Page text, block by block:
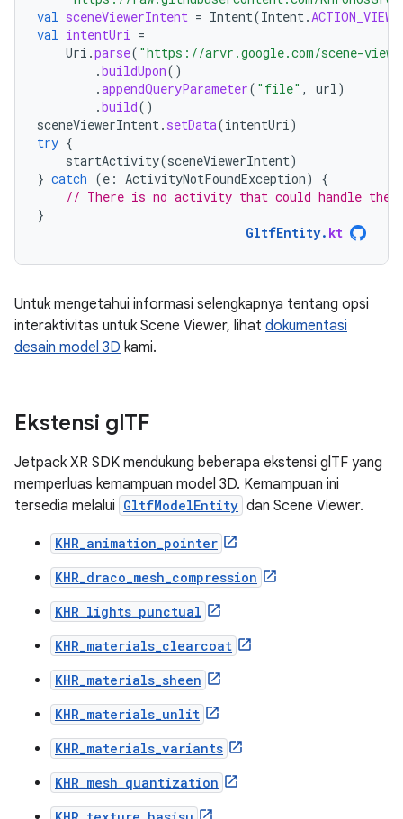
val sceneViewerIntent = Intent(Intent . ACTION_VIEW
val intentUri =
Uri .parse( "https://arvr.google.com/scene-
.buildUpon()
.appendQueryParameter( "file" , url )
.build()
sceneViewerIntent . setData(intentUri )
try {
startActivity(sceneViewerIntent)
} catch (e : ActivityNotFoundException)
{
// There is no activity that could handle the
}
GltfEntity. kt
Untuk mengetahui informasi selengkapnya tentang opsi
interaktivitas untuk Scene Viewer, lihat dokumentasi
desain model 3D kami.
Ekstensi glTF
Jetpack XR SDK mendukung beberapa ekstensi glTF yang
memperluas kemampuan model 3D. Kemampuan ini
tersedia melalui GltfModelEntity dan Scene Viewer.
KHR_animation_pointer
KHR_draco_mesh_compression
KHR_lights_punctual
KHR_materials_clearcoat
KHR_materials_sheen
KHR_materials_unlit
KHR_materials_variants
KHR_mesh_quantization